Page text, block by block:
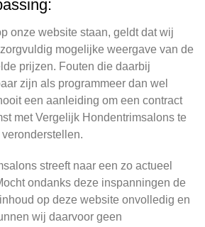
onze website staan, geldt dat wij
mogelijke weergave van de
prijzen. Fouten die daarbij
zijn als programmeer dan wel
een aanleiding om een contract
met Vergelijk Hondentrimsalons te
streeft naar een zo actueel
ondanks deze inspanningen de
op deze website onvolledig en
wij daarvoor geen